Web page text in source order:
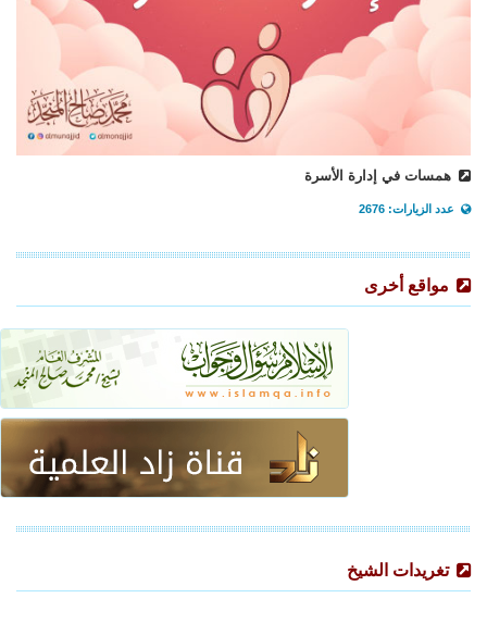
همسات في إدارة الأسرة
عدد الزيارات: 2676
مواقع أخرى
تغريدات الشيخ